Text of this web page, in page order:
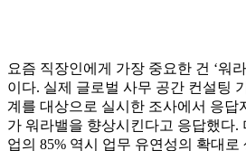
요즘 직장인에게 가장 중요한 건 ‘워
이다. 실제 글로벌 사무 공간 컨설팅
계를 대상으로 실시한 조사에서 응답
가 워라밸을 향상시킨다고 응답했다.
업의 85% 역시 업무 유연성의 확대